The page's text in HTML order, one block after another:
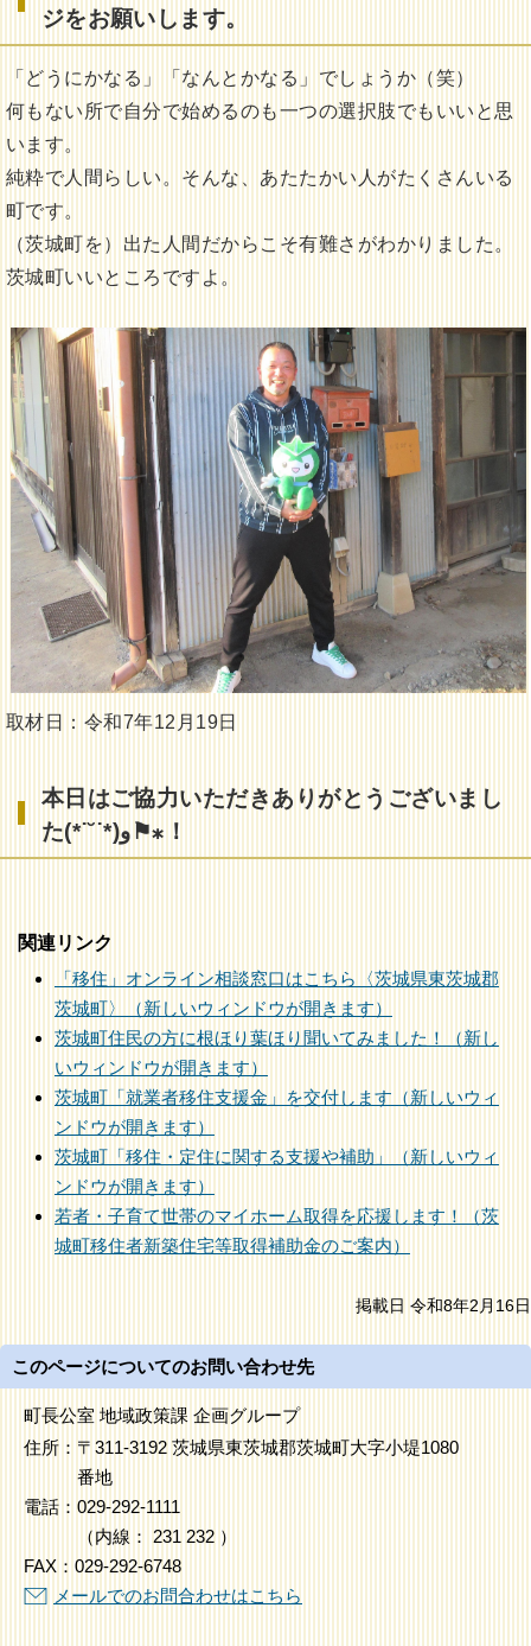
ジをお願いします。
「どうにかなる」「なんとかなる」でしょうか（笑）
何もない所で自分で始めるのも一つの選択肢でもいいと思
います。
純粋で人間らしい。そんな、あたたかい人がたくさんいる
町です。
（茨城町を）出た人間だからこそ有難さがわかりました。
茨城町いいところですよ。
取材日：令和7年12月19日
本日はご協力いただきありがとうございまし
た(*˙˘˙*)و⚑⁎！
関連リンク
「移住」オンライン相談窓口はこちら〈茨城県東茨城郡
茨城町〉（新しいウィンドウが開きます）
茨城町住民の方に根ほり葉ほり聞いてみました！（新し
いウィンドウが開きます）
茨城町「就業者移住支援金」を交付します（新しいウィ
ンドウが開きます）
茨城町「移住・定住に関する支援や補助」（新しいウィ
ンドウが開きます）
若者・子育て世帯のマイホーム取得を応援します！（茨
城町移住者新築住宅等取得補助金のご案内）
掲載日 令和8年2月16日
このページについてのお問い合わせ先
町長公室 地域政策課 企画グループ
住所： 〒311-3192 茨城県東茨城郡茨城町大字小堤1080
番地
電話： 029-292-1111
（内線 ： 231 232 ）
FAX： 029-292-6748
メールでのお問合わせはこちら